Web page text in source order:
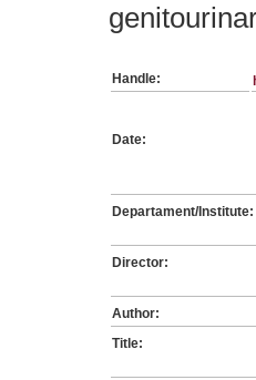
Handle:
Date:
Departament/Institute:
Director:
Author:
Title: